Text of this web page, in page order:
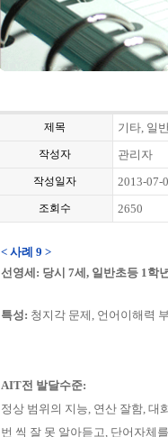
제목 기타, 일
작성자 관리자
작성일자 2013-07-
조회수 2650
< 사례 9 >
선영세: 당시 7세, 일반초등 1학
특성: 청지각 문제, 언어이해력
AIT전 발달수준:
정상 범위의 지능, 연산 잘함, 대
번 씩 잘 못 알아듣고, 단어자체